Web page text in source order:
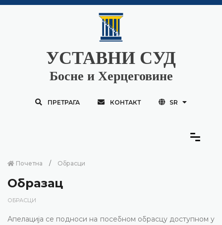
УСТАВНИ СУД
Босне и Херцеговине
ПРЕТРАГА КОНТАКТ SR
Почетна Обрасци
Образац
ОБРАСЦИ
Апелација се подноси на посебном обрасцу доступном у